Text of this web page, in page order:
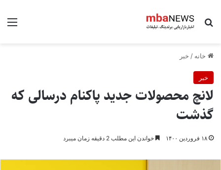
جستجو برای
خانه / خبر
خبر
لانچ محصولات جدید پاکنام درسالی که
گذشت
۱۸ فروردین ۱۴۰۰ خواندن این مطلب 2 دقیقه زمان میبرد